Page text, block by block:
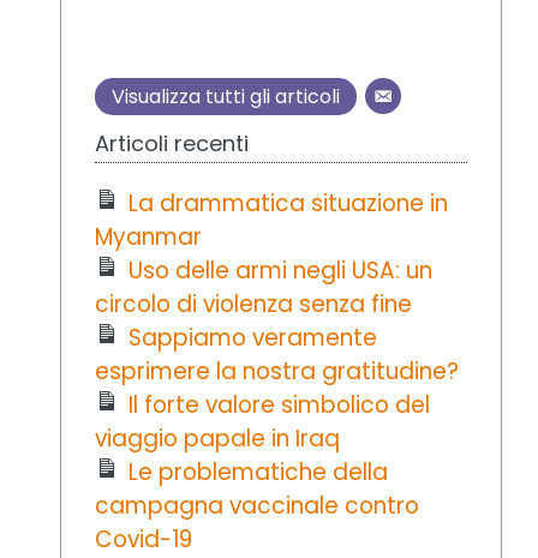
Visualizza tutti gli articoli
Articoli recenti
La drammatica situazione in
Myanmar
Uso delle armi negli USA: un
circolo di violenza senza fine
Sappiamo veramente
esprimere la nostra gratitudine?
Il forte valore simbolico del
viaggio papale in Iraq
Le problematiche della
campagna vaccinale contro
Covid-19